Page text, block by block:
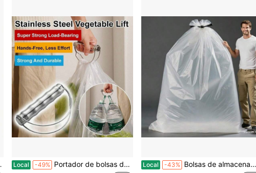
Local -49% Portador de bolsas de comestibles de uso rudo, ayuda de transporte portátil de acero inoxidable, agarre ergonómico para un agarre cómodo, diseño de super carga de hasta 100 libras, artículo esencial útil para el hogar diario, regalo encantador para la familia Local -43% Bolsas de almacenamiento de plástico extra grandes 79 X 99 pulgadas para almacenamiento de artículos grandes | Bolsas de almacenamiento transparentes extra grandes perfectas para uso a prueba de humedad, a prueba de polvo, negocios, industria o agricultura (paquete de 5)